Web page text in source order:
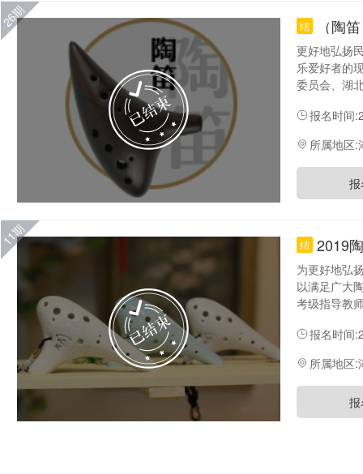
期 结 （陶
更好地弘扬
乐爱好者的
委员会、湖
知名民乐演
教学和理论
报名时间
所属地区:
期 结 2019
为更好地弘
以满足广大
考级指导教
较大的提高
报名时间
所属地区: